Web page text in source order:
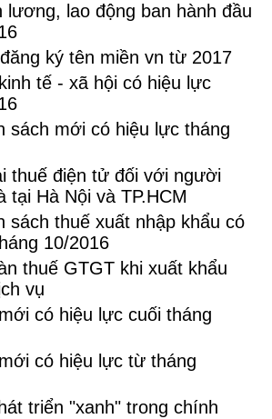
lương, lao động ban hành đầu
ký tên miền vn từ 2017
tế - xã hội có hiệu lực
sách mới có hiệu lực tháng
thuế điện tử đối với người
tại Hà Nội và TP.HCM
sách thuế xuất nhập khẩu có
10/2016
thuế GTGT khi xuất khẩu
vụ
có hiệu lực cuối tháng
có hiệu lực từ tháng
triển "xanh" trong chính